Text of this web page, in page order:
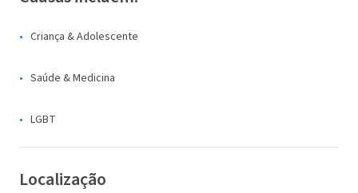
Criança & Adolescente
Saúde & Medicina
LGBT
Localização